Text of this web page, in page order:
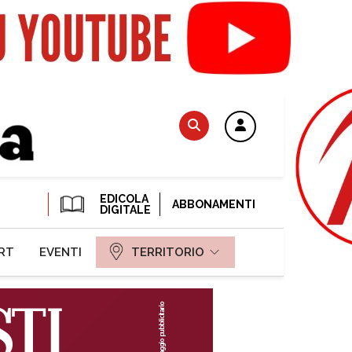
EDICOLA
DIGITALE
ABBONAMENTI
EVENTI TERRITORIO